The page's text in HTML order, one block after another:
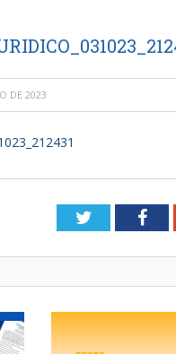
DE 2023
Twitter